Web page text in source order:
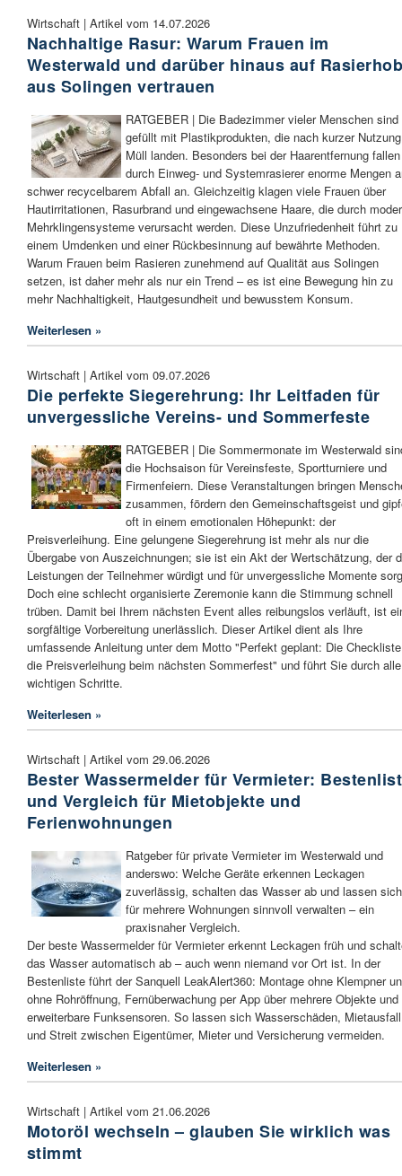
Wirtschaft | Artikel vom 14.07.2026
Nachhaltige Rasur: Warum Frauen im
Westerwald und darüber hinaus auf
aus Solingen vertrauen
RATGEBER | Die Badezimmer vieler Menschen sind
gefüllt mit Plastikprodukten, die nach kurzer
Müll landen. Besonders bei der Haarentfernung fallen
durch Einweg- und Systemrasierer enorme Mengen
schwer recycelbarem Abfall an. Gleichzeitig klagen viele Frauen über
Hautirritationen, Rasurbrand und eingewachsene Haare, die durch
Mehrklingensysteme verursacht werden. Diese Unzufriedenheit führt zu
einem Umdenken und einer Rückbesinnung auf bewährte Methoden.
Warum Frauen beim Rasieren zunehmend auf Qualität aus Solingen
setzen, ist daher mehr als nur ein Trend – es ist eine Bewegung hin zu
mehr Nachhaltigkeit, Hautgesundheit und bewusstem Konsum.
Weiterlesen »
Wirtschaft | Artikel vom 09.07.2026
Die perfekte Siegerehrung: Ihr Leitfaden für
unvergessliche Vereins- und Sommerfeste
RATGEBER | Die Sommermonate im Westerwald
die Hochsaison für Vereinsfeste, Sportturniere und
Firmenfeiern. Diese Veranstaltungen bringen
zusammen, fördern den Gemeinschaftsgeist und
oft in einem emotionalen Höhepunkt: der
Preisverleihung. Eine gelungene Siegerehrung ist mehr als nur die
Übergabe von Auszeichnungen; sie ist ein Akt der Wertschätzung, der
Leistungen der Teilnehmer würdigt und für unvergessliche Momente
Doch eine schlecht organisierte Zeremonie kann die Stimmung schnell
trüben. Damit bei Ihrem nächsten Event alles reibungslos verläuft, ist
sorgfältige Vorbereitung unerlässlich. Dieser Artikel dient als Ihre
umfassende Anleitung unter dem Motto "Perfekt geplant: Die
die Preisverleihung beim nächsten Sommerfest" und führt Sie durch alle
wichtigen Schritte.
Weiterlesen »
Wirtschaft | Artikel vom 29.06.2026
Bester Wassermelder für Vermieter:
und Vergleich für Mietobjekte und
Ferienwohnungen
Ratgeber für private Vermieter im Westerwald und
anderswo: Welche Geräte erkennen Leckagen
zuverlässig, schalten das Wasser ab und lassen sich
für mehrere Wohnungen sinnvoll verwalten – ein
praxisnaher Vergleich.
Der beste Wassermelder für Vermieter erkennt Leckagen früh und
das Wasser automatisch ab – auch wenn niemand vor Ort ist. In der
Bestenliste führt der Sanquell LeakAlert360: Montage ohne Klempner
ohne Rohröffnung, Fernüberwachung per App über mehrere Objekte und
erweiterbare Funksensoren. So lassen sich Wasserschäden, Mietausfall
und Streit zwischen Eigentümer, Mieter und Versicherung vermeiden.
Weiterlesen »
Wirtschaft | Artikel vom 21.06.2026
Motoröl wechseln – glauben Sie wirklich was
stimmt